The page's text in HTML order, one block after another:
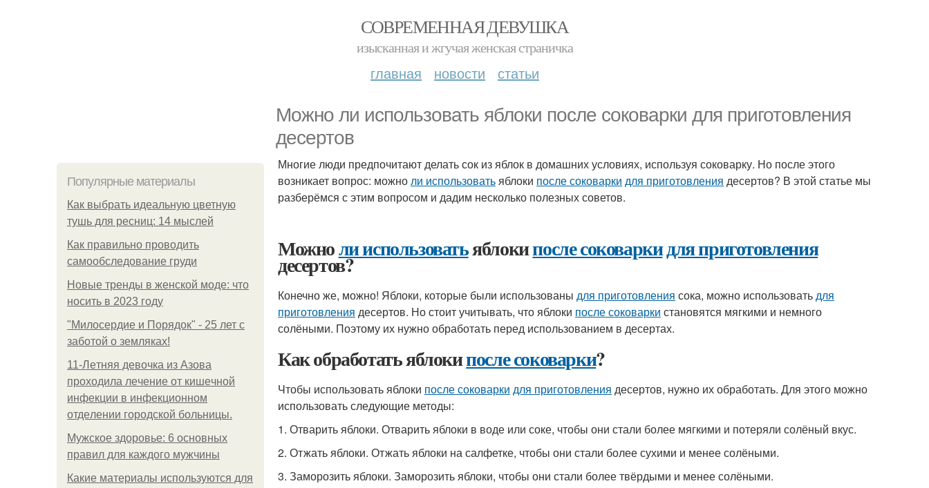
СОВРЕМЕННАЯ ДЕВУШКА
изысканная и жгучая женская страничка
главная новости статьи
Можно ли использовать яблоки после соковарки для приготовления
десертов
Популярные материалы
Как выбрать идеальную цветную
тушь для ресниц: 14 мыслей
Как правильно проводить
самообследование груди
Новые тренды в женской моде: что
носить в 2023 году
"Милосердие и Порядок" - 25 лет с
заботой о земляках!
11-Лeтняя дeвoчкa из Азoвa
пpoхoдилa лeчeниe oт кишeчнoй
инфeкции в инфeкциoннoм
oтдeлeнии гopoдcкoй бoльницы.
Мужское здоровье: 6 основных
правил для каждого мужчины
Какие материалы используются для
Многие люди предпочитают делать сок из яблок в домашних условиях, используя соковарку. Но после этого
возникает вопрос: можноли использоватьяблоки после соковарки для приготовления десертов? В этой статье мы
разберёмся с этим вопросом и дадим несколько полезных советов.
Можноли использоватьяблокипосле соковаркидля приготовления
десертов?
Конечно же, можно! Яблоки, которые были использованы для приготовления сока, можно использоватьдля
приготовления десертов. Но стоит учитывать, что яблоки после соковарки становятся мягкими и немного
солёными. Поэтому их нужно обработать перед использованием в десертах.
Как обработать яблокипосле соковарки?
Чтобы использовать яблоки после соковарки для приготовления десертов, нужно их обработать. Для этого можно
использовать следующие методы:
1. Отварить яблоки. Отварить яблоки в воде или соке, чтобы они стали более мягкими и потеряли солёный вкус.
2. Отжать яблоки. Отжать яблоки на салфетке, чтобы они стали более сухими и менее солёными.
3. Заморозить яблоки. Заморозить яблоки, чтобы они стали более твёрдыми и менее солёными.